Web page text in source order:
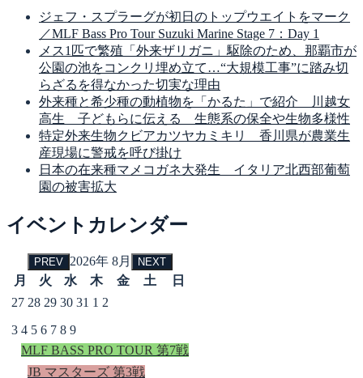
ジェフ・スプラーグが初日のトップウエイトをマーク
／MLF Bass Pro Tour Suzuki Marine Stage 7：Day 1
メス1匹で繁殖「外来ザリガニ」駆除のため、那覇市が
公園の池をコンクリ埋め立て…“大規模工事”に踏み切
らざるを得なかった切実な理由
外来種と希少種の動植物を「かるた」で紹介 川越女
高生 子どもらに伝える 生態系の保全や生物多様性
特定外来生物クビアカツヤカミキリ 香川県が農業生
産現場に警戒を呼び掛け
日本の在来種マメコガネ大発生 イタリア北西部葡萄
園の被害拡大
イベントカレンダー
PREV 2026年 8月 NEXT
月 火 水 木 金 土
日
27 28 29 30 31 1 2
3 4 5 6 7 8 9
MLF BASS PRO TOUR 第7戦
JB マスターズ 第3戦